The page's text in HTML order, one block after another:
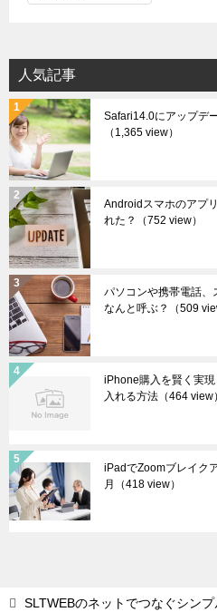
イ
ブ
人気記事
Safari14.0にアップデ
（1,365 view）
Androidスマホのアプ
れた？
（752 view）
パソコンや携帯電話、
なんと呼ぶ？
（509
iPhone購入を賢く実
入れる方法 （464 view）
iPadでZoomブレイク
月
（418 view）
SLTWEBのネットでつなぐシン